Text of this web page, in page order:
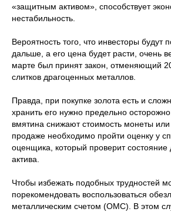
«защитным активом», способствует
нестабильность.
Вероятность того, что инвесторы будут
дальше, а его цена будет расти, очень
марте был принят закон, отменяющий
слитков драгоценных металлов.
Правда, при покупке золота есть и
хранить его нужно предельно
вмятина снижают стоимость монеты
продаже необходимо пройти оценку у
оценщика, который проверит состояние
актива.
Чтобы избежать подобных трудностей
порекомендовать воспользоваться
металлическим счетом (ОМС). В этом